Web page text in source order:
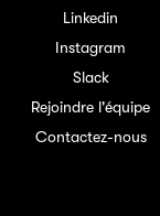
Linkedin
Instagram
Slack
Rejoindre l'équipe
Contactez-nous